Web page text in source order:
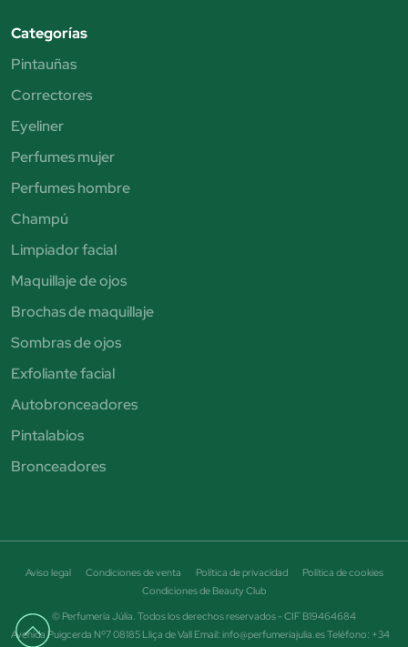
Categorías
Pintauñas
Correctores
Eyeliner
Perfumes mujer
Perfumes hombre
Champú
Limpiador facial
Maquillaje de ojos
Brochas de maquillaje
Sombras de ojos
Exfoliante facial
Autobronceadores
Pintalabios
Bronceadores
© Perfumería Júlia. Todos los derechos reservados - CIF B19464684
Aviso legal Condiciones de venta Política de privacidad
Política de cookies
Condiciones de Beauty Club
Avenida Puigcerda Nº7 08185 Lliça de Vall Email: info@perfumeriajulia.es Teléfono: +34